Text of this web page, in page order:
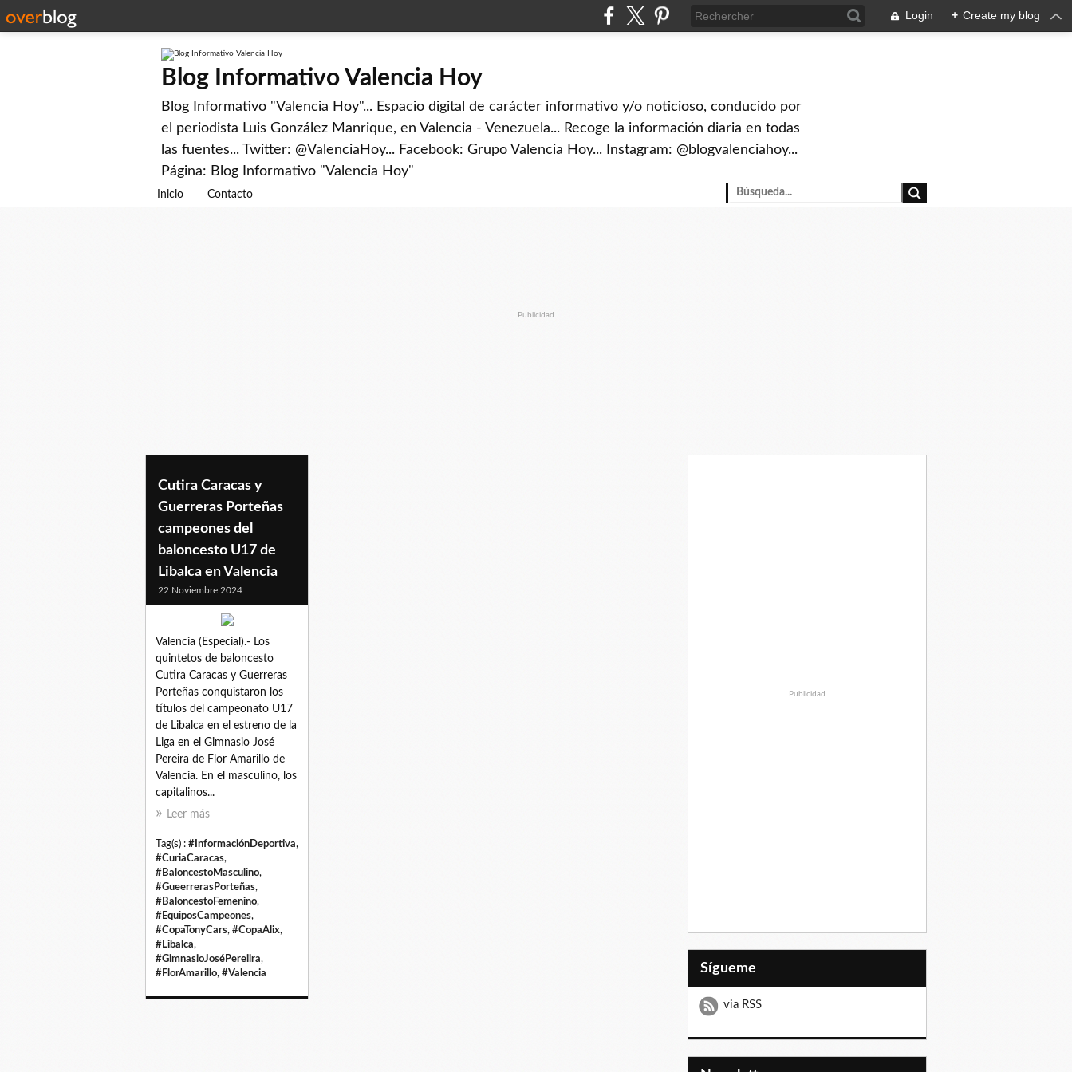
Login + Create my blog
Blog Informativo Valencia Hoy
Blog Informativo "Valencia Hoy"... Espacio digital de carácter informativo y/o noticioso, conducido por
el periodista Luis González Manrique, en Valencia - Venezuela... Recoge la información diaria en todas
las fuentes... Twitter: @ValenciaHoy... Facebook: Grupo Valencia Hoy... Instagram: @blogvalenciahoy...
Página: Blog Informativo "Valencia Hoy"
Inicio Contacto
Publicidad
copatonycars
Cutira Caracas y
Guerreras Porteñas
campeones del
baloncesto U17 de
Libalca en Valencia
22 Noviembre 2024
Valencia (Especial).- Los
quintetos de baloncesto
Cutira Caracas y Guerreras
Porteñas conquistaron los
títulos del campeonato U17
de Libalca en el estreno de la
Liga en el Gimnasio José
Pereira de Flor Amarillo de
Valencia. En el masculino, los
capitalinos...
Leer más
Tag(s) : #InformaciónDeportiva,
#CuriaCaracas,
#BaloncestoMasculino,
#GueerrerasPorteñas,
#BaloncestoFemenino,
#EquiposCampeones,
#CopaTonyCars, #CopaAlix,
#Libalca,
#GimnasioJoséPereiira,
#FlorAmarillo, #Valencia
Publicidad
Sígueme
via RSS